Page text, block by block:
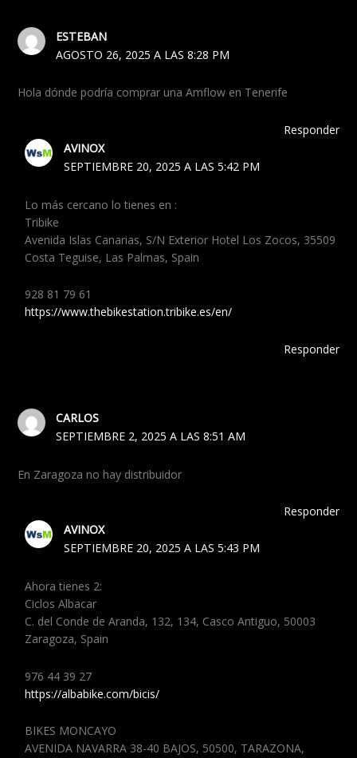
ESTEBAN
AGOSTO 26, 2025 A LAS 8:28 PM
Hola dónde podría comprar una Amflow en Tenerife
Responder
AVINOX
SEPTIEMBRE 20, 2025 A LAS 5:42 PM
Lo más cercano lo tienes en :
Tribike
Avenida Islas Canarias, S/N Exterior Hotel Los Zocos, 35509
Costa Teguise, Las Palmas, Spain
928 81 79 61
https://www.thebikestation.tribike.es/en/
Responder
CARLOS
SEPTIEMBRE 2, 2025 A LAS 8:51 AM
En Zaragoza no hay distribuidor
Responder
AVINOX
SEPTIEMBRE 20, 2025 A LAS 5:43 PM
Ahora tienes 2:
Ciclos Albacar
C. del Conde de Aranda, 132, 134, Casco Antiguo, 50003
Zaragoza, Spain
976 44 39 27
https://albabike.com/bicis/
BIKES MONCAYO
AVENIDA NAVARRA 38-40 BAJOS, 50500, TARAZONA,